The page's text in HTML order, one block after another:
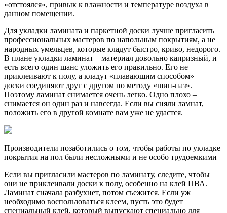
«отстоялся», привык к влажности и температуре воздуха в
данном помещении.
Для укладки ламината и паркетной доски лучше пригласить
профессиональных мастеров по напольным покрытиям, а не
народных умельцев, которые кладут быстро, криво, недорого.
В плане укладки ламинат – материал довольно капризный, и
есть всего один шанс уложить его правильно. Его не
приклеивают к полу, а кладут «плавающим способом» —
доски соединяют друг с другом по методу «шип-паз».
Поэтому ламинат снимается очень легко. Одно плохо –
снимается он один раз и навсегда. Если вы сняли ламнат,
положить его в другой комнате вам уже не удастся.
Производители позаботились о том, чтобы работы по укладке
покрытия на пол были несложными и не особо трудоемкими
Если вы пригласили мастеров по ламинату, следите, чтобы
они не приклеивали доски к полу, особенно на клей ПВА.
Ламинат сначала разбухнет, потом съежится. Если уж
необходимо воспользоваться клеем, пусть это будет
специальный клей, который выпускают специально для